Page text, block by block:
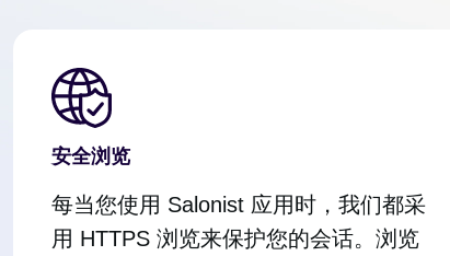
安全浏览
每当您使用 Salonist 应用时，我们都采
用 HTTPS 浏览来保护您的会话。浏览